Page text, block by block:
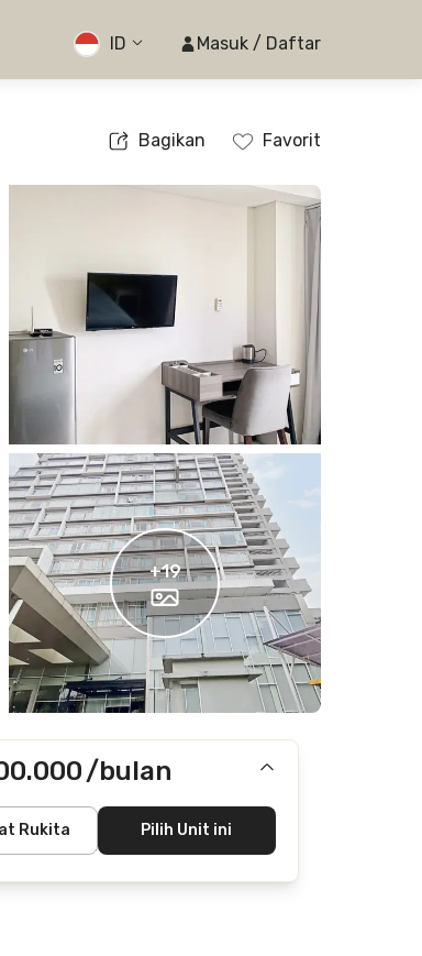
ID Masuk / Daftar
Bagikan Favorit
+19
/bulan
internet/wifi
IPL, listrik
Rukita Pilih Unit ini